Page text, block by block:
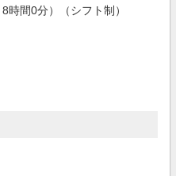
間0分）（シフト制）